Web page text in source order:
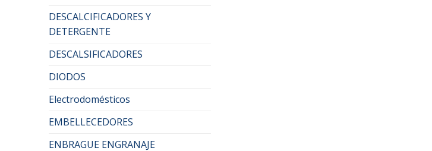
DESCALCIFICADORES Y
DETERGENTE
DESCALSIFICADORES
DIODOS
Electrodomésticos
EMBELLECEDORES
ENBRAGUE ENGRANAJE